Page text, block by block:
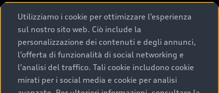
l’energia). Il CO2 è il gas serra principale responsabile
del surriscaldamento terrestre. Valore medio di CO2 di
tutti i modelli di veicoli commercializzati in Svizzera:
111 g/km (WLTP). Valore obiettivo di CO2 di tutti i
modelli di veicoli commercializzati in Svizzera: 93.6
g/km (WLTP). I dati di un veicolo possono discostarsi
all’autorizzazione specifica per il singolo veicolo.
Utilizziamo i cookie per ottimizzare l’esperienza
sul nostro sito web. Ciò include la
personalizzazione dei contenuti e degli annunci,
l’offerta di funzionalità di social networking e
l’analisi del traffico. Tali cookie includono cookie
mirati per i social media e cookie per analisi